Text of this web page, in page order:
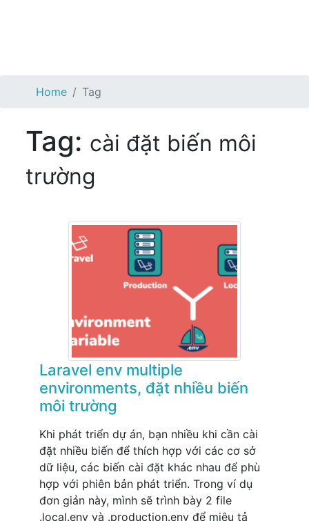
Home Tag
Tag: cài đặt biến môi
trường
Laravel env multiple
environments, đặt nhiều biến
môi trường
Khi phát triển dự án, bạn nhiều khi cần cài
đặt nhiều biến để thích hợp với các cơ sở
dữ liệu, các biến cài đặt khác nhau để phù
hợp với phiên bản phát triển. Trong ví dụ
đơn giản này, mình sẽ trình bày 2 file
.local.env và .production.env để miêu tả